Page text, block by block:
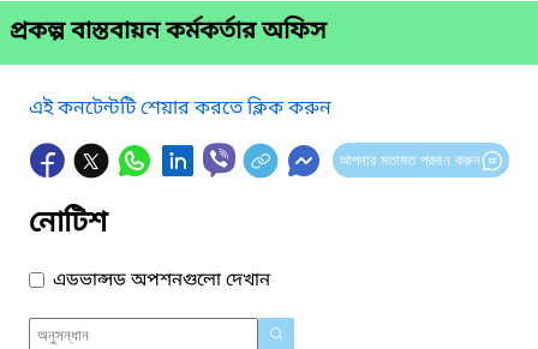
প্রকল্প বাস্তবায়ন কর্মকর্তার অফিস
এই কনটেন্টটি শেয়ার করতে ক্লিক করুন
আপনার মতামত প্রদান করুন
নোটিশ
এডভান্সড অপশনগুলো দেখান